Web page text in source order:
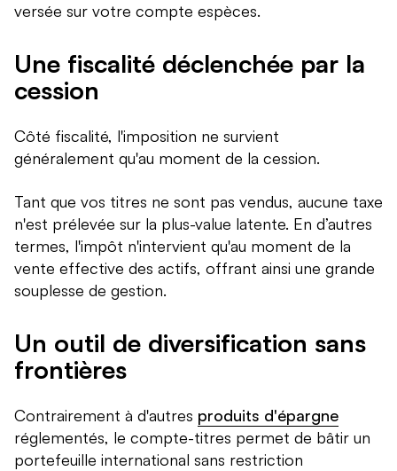
versée sur votre compte espèces.
Une fiscalité déclenchée par la
cession
Côté fiscalité, l'imposition ne survient
généralement qu'au moment de la cession.
Tant que vos titres ne sont pas vendus, aucune taxe
n'est prélevée sur la plus-value latente. En d’autres
termes, l'impôt n'intervient qu'au moment de la
vente effective des actifs, offrant ainsi une grande
souplesse de gestion.
Un outil de diversification sans
frontières
Contrairement à d'autres produits d'épargne
réglementés, le compte-titres permet de bâtir un
portefeuille international sans restriction